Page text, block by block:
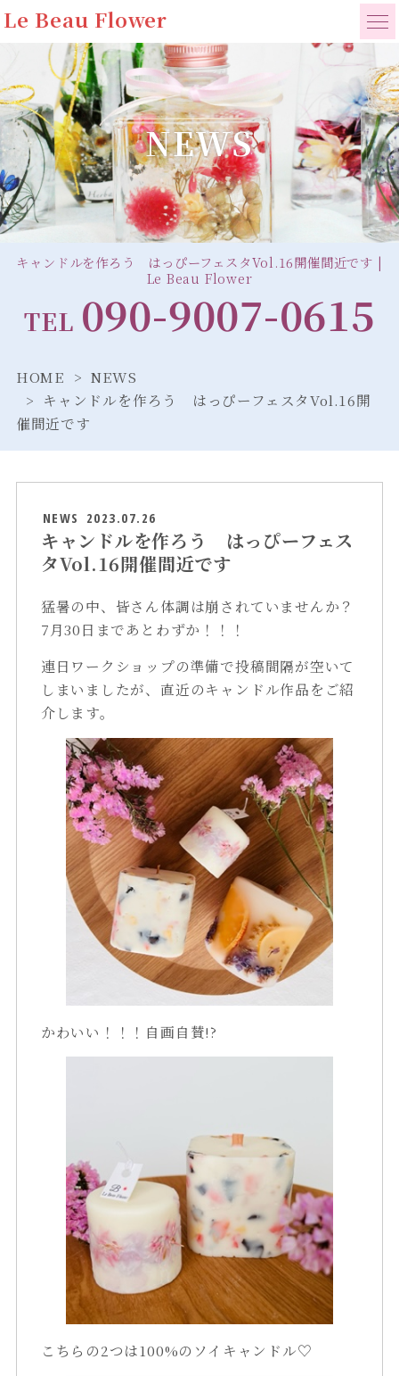
Le Beau Flower
NEWS
キャンドルを作ろう はっぴーフェスタVol.16開催間近です |
Le Beau Flower
TEL 090-9007-0615
HOME
NEWS
キャンドルを作ろう はっぴーフェスタVol.16開
催間近です
NEWS 2023.07.26
キャンドルを作ろう はっぴーフェス
タVol.16開催間近です
猛暑の中、皆さん体調は崩されていませんか？
7月30日まであとわずか！！！
連日ワークショップの準備で投稿間隔が空いて
しまいましたが、直近のキャンドル作品をご紹
介します。
かわいい！！！自画自賛!?
こちらの2つは100%のソイキャンドル♡